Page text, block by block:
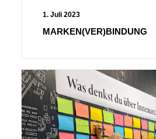
1. Juli 2023
MARKEN(VER)BINDUNG